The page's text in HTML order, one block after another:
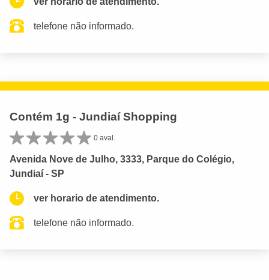
telefone não informado.
Contém 1g - Jundiaí Shopping
0 aval.
Avenida Nove de Julho, 3333, Parque do Colégio,
Jundiaí - SP
ver horario de atendimento.
telefone não informado.